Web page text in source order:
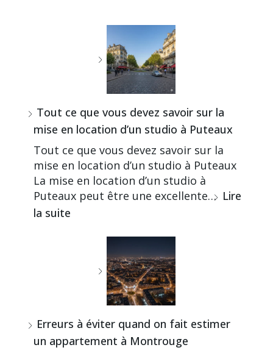
Tout ce que vous devez savoir sur la
mise en location d’un studio à Puteaux
Tout ce que vous devez savoir sur la
mise en location d’un studio à Puteaux
La mise en location d’un studio à
Puteaux peut être une excellente… Lire
la suite
Erreurs à éviter quand on fait estimer
un appartement à Montrouge